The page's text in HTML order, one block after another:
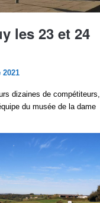
les 23 et 24
2021
dizaines de compétiteurs,
du musée de la dame